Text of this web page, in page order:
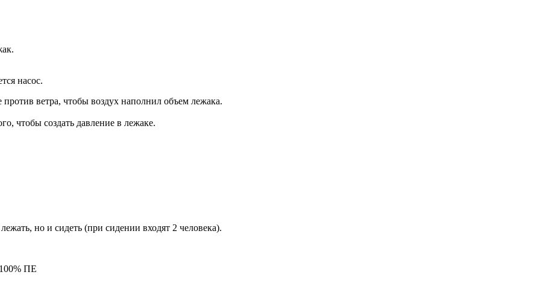
насос.
ветра, чтобы воздух наполнил объем лежака.
чтобы создать давление в лежаке.
но и сидеть (при сидении входят 2 человека).
ПЕ